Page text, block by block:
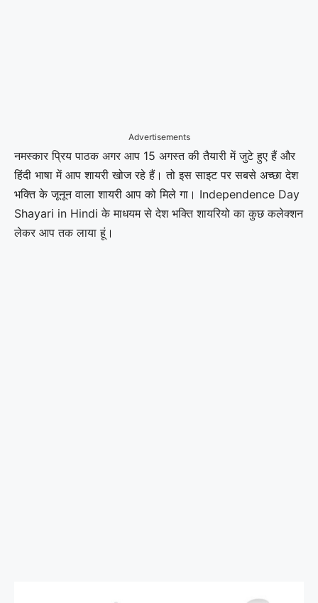
Advertisements
नमस्कार प्रिय पाठक अगर आप 15 अगस्त की तैयारी में जुटे हुए हैं और
हिंदी भाषा में आप शायरी खोज रहे हैं। तो इस साइट पर सबसे अच्छा देश
भक्ति के जूनून वाला शायरी आप को मिले गा। Independence Day
Shayari in Hindi के माधयम से देश भक्ति शायरियो का कुछ कलेक्शन
लेकर आप तक लाया हूं।